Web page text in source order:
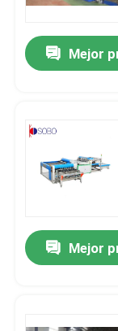
Mejor
Mejor